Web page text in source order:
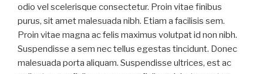
odio vel scelerisque consectetur. Proin vitae finibus
purus, sit amet malesuada nibh. Etiam a facilisis sem.
Proin vitae magna ac felis maximus volutpat id non nibh.
Suspendisse a sem nec tellus egestas tincidunt. Donec
malesuada porta aliquam. Suspendisse ultrices, est ac